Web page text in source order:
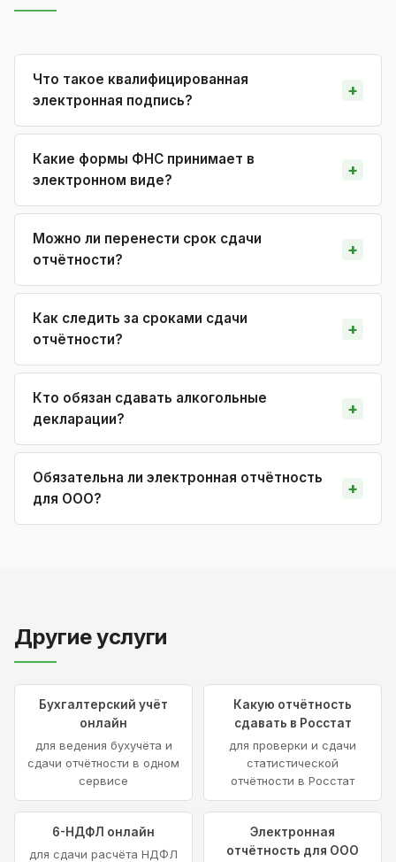
Что такое квалифицированная
электронная подпись?
Какие формы ФНС принимает в
электронном виде?
Можно ли перенести срок сдачи
отчётности?
Как следить за сроками сдачи
отчётности?
Кто обязан сдавать алкогольные
декларации?
Обязательна ли электронная отчётность
для ООО?
Другие услуги
Бухгалтерский учёт
онлайн
для ведения бухучёта и
сдачи отчётности в одном
сервисе
Какую отчётность
сдавать в Росстат
для проверки и сдачи
статистической
отчётности в Росстат
6-НДФЛ онлайн
для сдачи расчёта НДФЛ
Электронная
отчётность для ООО